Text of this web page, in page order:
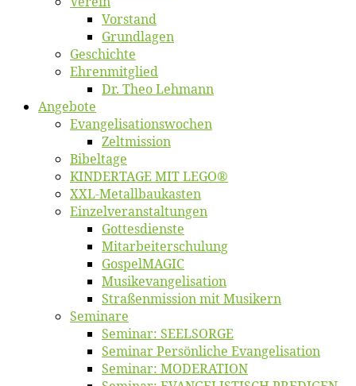
Vor­stand
Grund­la­gen
Ge­schich­te
Eh­ren­mit­glied
Dr. Theo Lehmann
An­ge­bo­te
Evangelisa­tions­wo­chen
Zelt­mis­si­on
Bi­bel­ta­ge
KINDERTAGE MIT LEGO®
XXL-Me­­tal­l­­bau­­kas­­ten
Einzelver­an­stal­tungen
Got­tes­diens­te
Mitarbeiter­schulung
Gos­pel­MA­GIC
Musikevan­ge­li­sa­tion
Straßenmis­sion mit Musikern
Se­mi­na­re
Se­mi­nar: SEELSORGE
Se­mi­nar Per­sön­li­che Evangelisation
Se­mi­nar: MODERATION